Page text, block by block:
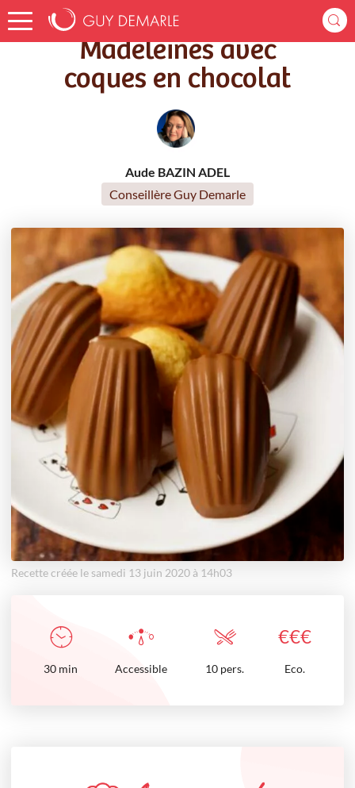
Accueil Recettes Madeleines avec coques en chocolat
Madeleines avec
coques en chocolat
Aude BAZIN ADEL
Conseillère Guy Demarle
Recette créée le samedi 13 juin 2020 à 14h03
€€€
30 min Accessible 10 pers. Eco.